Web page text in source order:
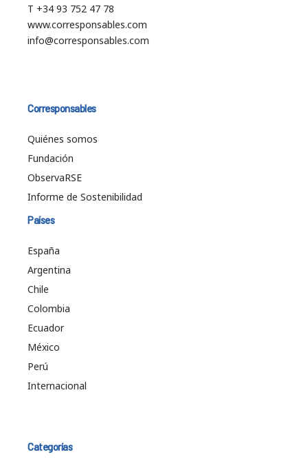
T +34 93 752 47 78
www.corresponsables.com
info@corresponsables.com
Corresponsables
Quiénes somos
Fundación
ObservaRSE
Informe de Sostenibilidad
Países
España
Argentina
Chile
Colombia
Ecuador
México
Perú
Internacional
Categorías